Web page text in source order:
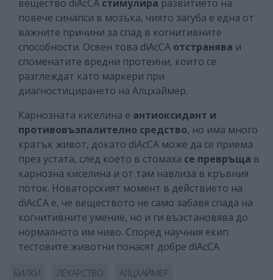
вещество diAcCA стимулира развитието на
повече синапси в мозъка, чиято загуба е една от
важните причини за спад в когнитивните
способности. Освен това diAcCA отстранява и
споменатите вредни протеини, които се
разглеждат като маркери при
диагностицирането на Алцхаймер.
Карнозната киселина е антиоксидант и
противовъзпалително средство, но има много
кратък живот, докато diAcCA може да се приема
през устата, след което в стомаха се превръща в
карнозна киселина и от там навлиза в кръвния
поток. Новаторският момент в действието на
diAcCA е, че веществото не само забавя спада на
когнитивните умение, но и ги възстановява до
нормалното им ниво. Според научния екип
тестовите животни понасят добре diAcCA
БИЛКИ ЛЕКАРСТВО АЛЦХАЙМЕР